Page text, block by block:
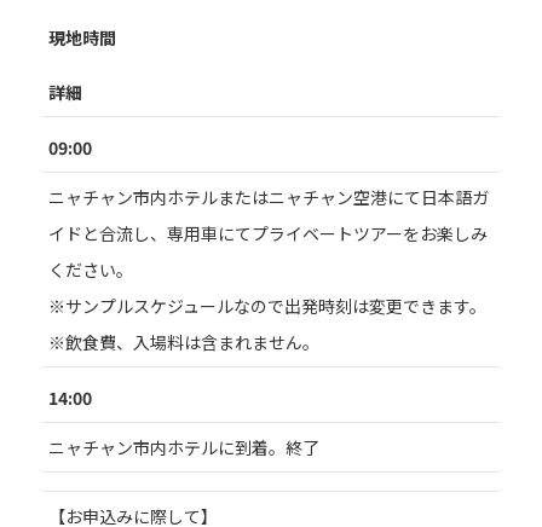
現地時間
詳細
09:00
ニャチャン市内ホテルまたはニャチャン空港にて日本語ガ
イドと合流し、専用車にてプライベートツアーをお楽しみ
ください。
※サンプルスケジュールなので出発時刻は変更できます。
※飲食費、入場料は含まれません。
14:00
ニャチャン市内ホテルに到着。終了
【お申込みに際して】